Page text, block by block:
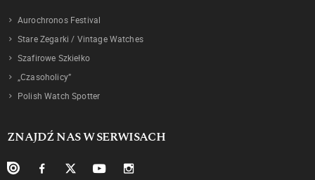
Aurochronos Festival
Stare Zegarki / Vintage Watches
Szafirowe Szkiełko
„Czasoholicy”
Polish Watch Spotter
ZNAJDŹ NAS W SERWISACH